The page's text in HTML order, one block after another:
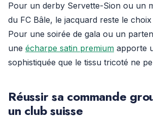
Pour un derby Servette-Sion ou un
du FC Bâle, le jacquard reste le
Pour une soirée de gala ou un
une écharpe satin premium apporte
sophistiquée que le tissu tricoté ne
Réussir sa commande
un club suisse